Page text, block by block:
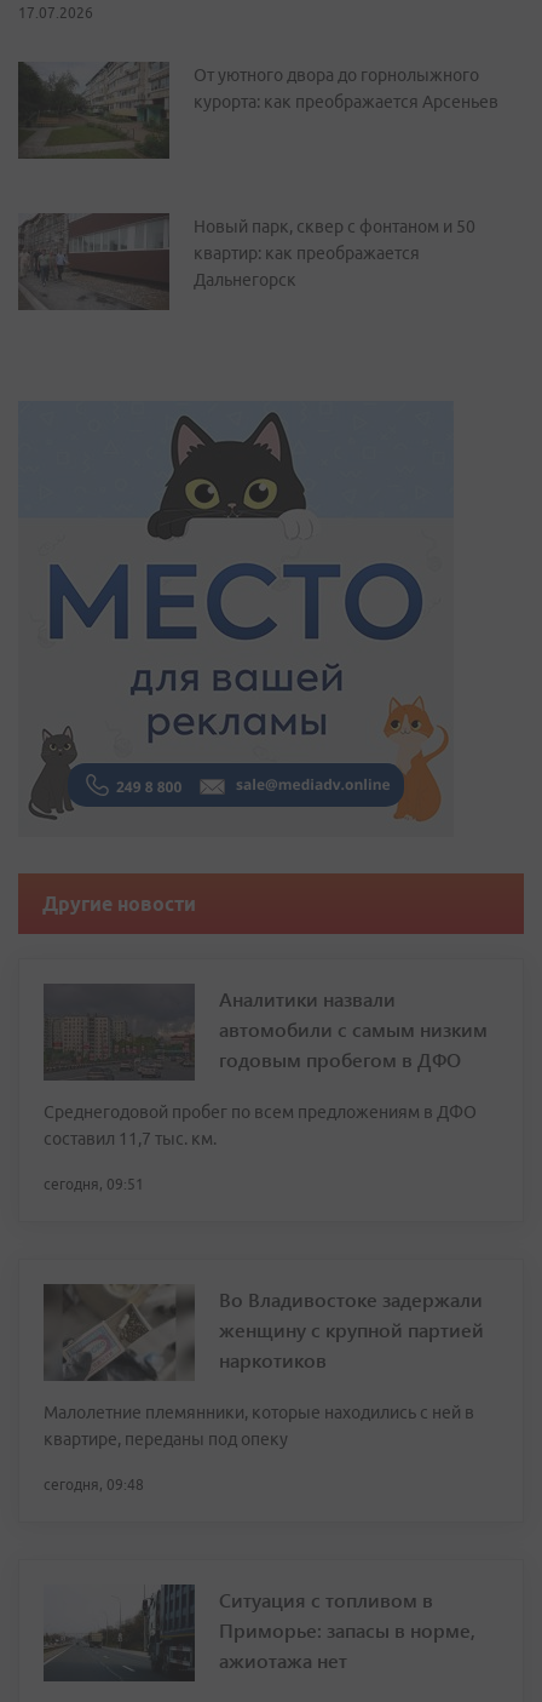
17.07.2026
От уютного двора до горнолыжного
курорта: как преображается Арсеньев
Новый парк, сквер с фонтаном и 50
квартир: как преображается
Дальнегорск
Другие новости
Аналитики назвали
автомобили с самым низким
годовым пробегом в ДФО
Среднегодовой пробег по всем предложениям в ДФО
составил 11,7 тыс. км.
сегодня, 09:51
Во Владивостоке задержали
женщину с крупной партией
наркотиков
Малолетние племянники, которые находились с ней в
квартире, переданы под опеку
сегодня, 09:48
Ситуация с топливом в
Приморье: запасы в норме,
ажиотажа нет